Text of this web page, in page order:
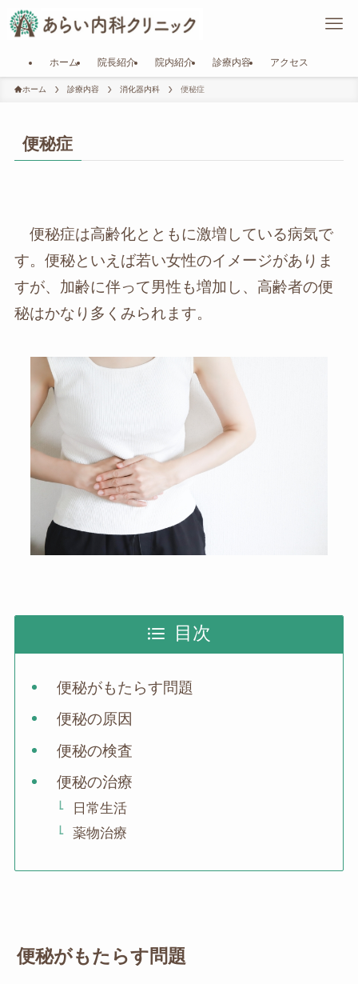
ホーム 院長紹介 院内紹介 診療内容 アクセス
ホーム 診療内容 消化器内科 便秘症
便秘症
便秘症は高齢化とともに激増している病気で
す。便秘といえば若い女性のイメージがありま
すが、加齢に伴って男性も増加し、高齢者の便
秘はかなり多くみられます。
目次
便秘がもたらす問題
便秘の原因
便秘の検査
便秘の治療
日常生活
薬物治療
便秘がもたらす問題